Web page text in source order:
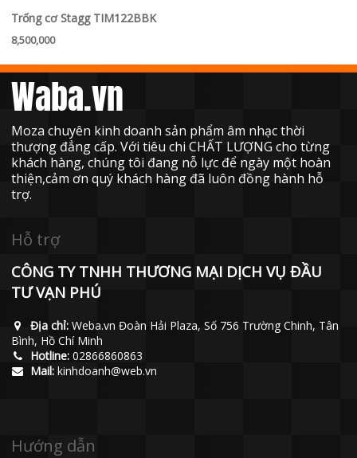
Trống cơ Stagg TIM122BBK
8,500,000
Waba.vn
Moza chuyên kinh doanh sản phẩm âm nhạc thời
thượng đẳng cấp. Với tiêu chi CHẤT LƯỢNG cho từng
khách hàng, chúng tôi đang nỗ lực để ngày một hoàn
thiện,cảm ơn quý khách hàng đã luôn đồng hành hỗ
trợ.
Hỗ trợ
CÔNG TY TNHH THƯƠNG MẠI DỊCH VỤ ĐẦU
TƯ VẠN PHÚ
Địa chỉ:Weba.vn Đoàn Hải Plaza, Số 756 Trường Chinh, Tân
Bình, Hồ Chí Minh
Hotline: 02866860863
Mail: kinhdoanh@web.vn
Hướng dẫn